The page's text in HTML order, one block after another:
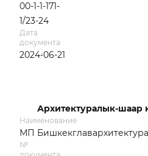
00-1-1-171-
1/23-24
Дата
документа
2024-06-21
Архитектуралык-шаар
Наименование
МП Бишкекглавархитектура
№